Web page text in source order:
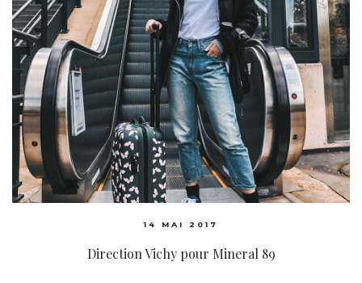
14 MAI 2017
Direction Vichy pour Mineral 89